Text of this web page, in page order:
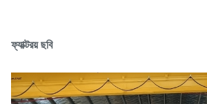
ফ্যাক্টরয় ছবি